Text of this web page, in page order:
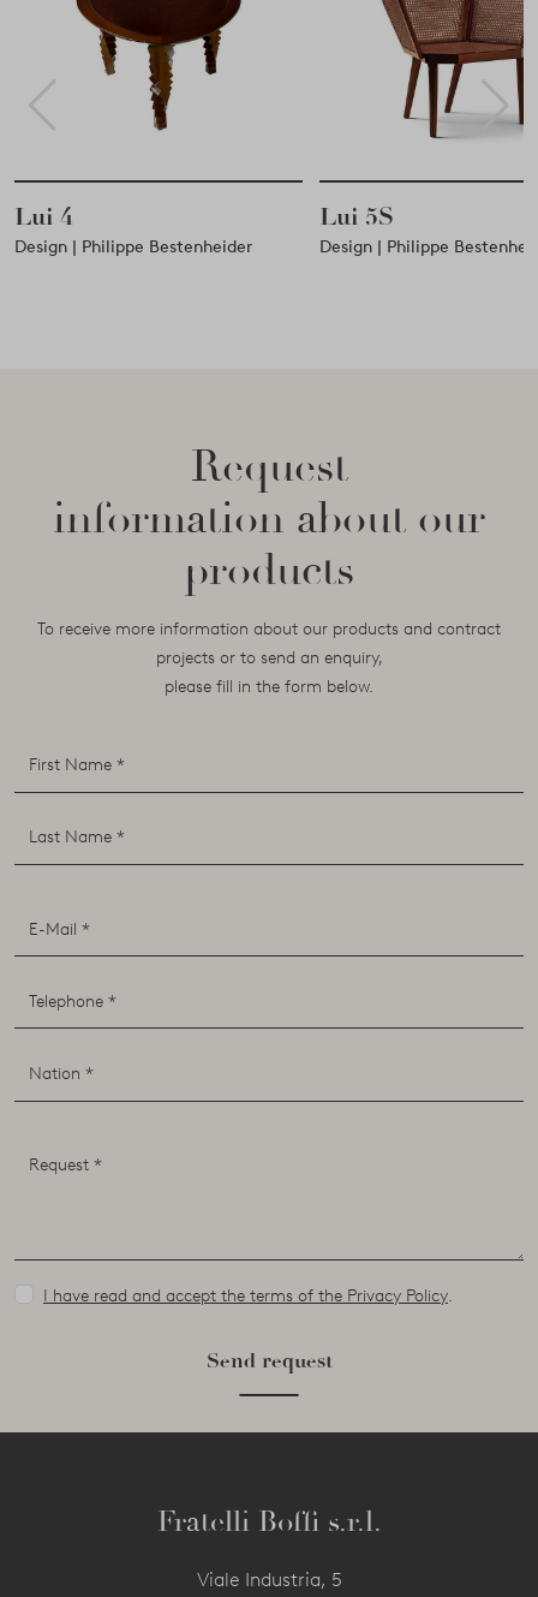
Lui 5S
Design | Philippe Bestenheider
Daina
Design | Nigel Coates
Request
information about our
products
To receive more information about our products and contract
projects or to send an enquiry,
please fill in the form below.
I have read and accept the terms of the Privacy Policy.
Send request
Fratelli Boffi s.r.l.
Viale Industria, 5